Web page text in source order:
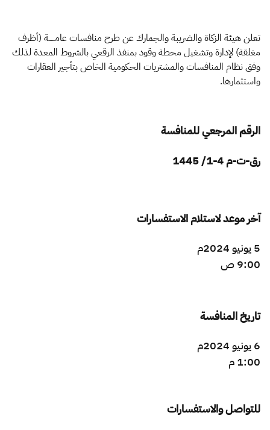
الزكاة الجمارك
ضريبة القيمة المضافة
الإقرار الضريبي
التصرفات العقارية
تعلن هيئة الزكاة والضريبة والجمارك عن طرح منافسات عامـــــة (أظرف
مغلقة) لإدارة وتشغيل محطة وقود بمنفذ الرقعي بالشروط المعدة لذلك
وفق نظام المنافسات والمشتريات الحكومية الخاص بتأجير العقارات
واستثمارها.
الرقم المرجعي للمنافسة
رق-ت-م 4-1/ 1445
آخر موعد لاستلام الاستفسارات
5 يونيو 2024م
9:00 ص​
تاريخ المنافسة
6 يونيو 2024م ​
1:00 م
للتواصل والاستفسارات